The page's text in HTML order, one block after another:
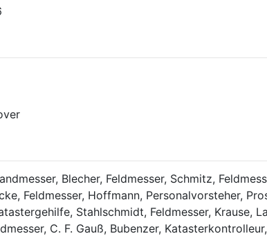
Blecher, Feldmesser, Schmitz,
Feldmesser, Hoffmann, Personalvorsteher,
Stahlschmidt, Feldmesser, Krause,
C. F. Gauß, Bubenzer,